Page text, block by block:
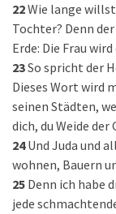
22Wie lange
Tochter? Denn
Erde: Die Frau
23So spricht der
Dieses Wort wird
seinen Städten,
dich, du Weide
24 Und Juda und
wohnen, Bauern
25 Denn ich habe
jede